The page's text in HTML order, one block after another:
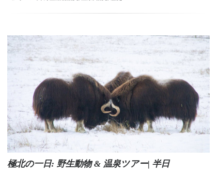
極北の一日: 野生動物 & 温泉ツアー| 半日